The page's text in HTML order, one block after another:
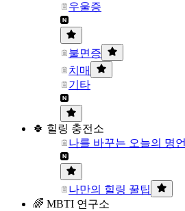
우울증
불면증
치매
기타
🍀 힐링 충전소
나를 바꾸는 오늘의 명언
나만의 힐링 꿀팁
🌈 MBTI 연구소